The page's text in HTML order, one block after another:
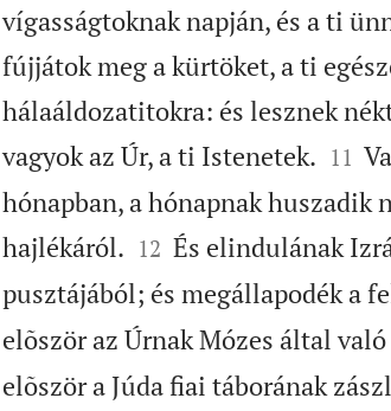
vígasságtoknak napján, és a ti
fújjátok meg a kürtöket, a ti
hálaáldozatitokra: és lesznek
vagyok az Úr, a ti Istenetek.
11
hónapban, a hónapnak huszadik
hajlékáról.
12 És elindulának
pusztájából; és megállapodék a
elõször az Úrnak Mózes által
elõször a Júda fiai táborának